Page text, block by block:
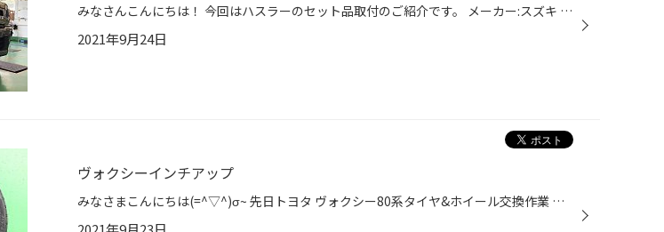
みなさんこんにちは！ 今回はハスラーのセット品取付のご紹介です。 メーカー:スズキ 車種:ハスラー 純正タイヤ、純正ホイールの状態 とても見た目がおしゃれなハスラーです！ 交換後 ボディカラーにとてもマッチしたホイールです！ ホイールの詳細 ホイール 種類:ディーンクロスカントリー サイズ:...
2021年9月24日
ヴォクシーインチアップ
みなさまこんにちは(=^▽^)σ~ 先日トヨタ ヴォクシー80系タイヤ&ホイール交換作業 を行いました(๑>◡<๑)y マルカサービスMiD 520F RMP520F ハイパーメタルコート／ポリッシュ 18インチ ブリヂストン プレイズPX-RVⅡ タイヤはミニバン専用タイヤプレイズPX-RVⅡを選択！！ インチアップしても乗り心地は...